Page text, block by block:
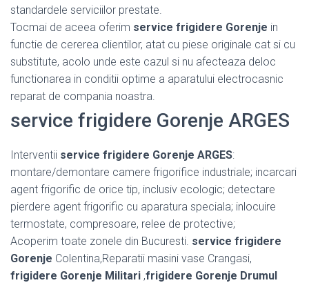
standardele serviciilor prestate.
Tocmai de aceea oferim service frigidere Gorenje in
functie de cererea clientilor, atat cu piese originale cat si cu
substitute, acolo unde este cazul si nu afecteaza deloc
functionarea in conditii optime a aparatului electrocasnic
reparat de compania noastra.
service frigidere Gorenje ARGES
Interventii service frigidere Gorenje ARGES:
montare/demontare camere frigorifice industriale; incarcari
agent frigorific de orice tip, inclusiv ecologic; detectare
pierdere agent frigorific cu aparatura speciala; inlocuire
termostate, compresoare, relee de protective;
Acoperim toate zonele din Bucuresti. service frigidere
Gorenje Colentina,Reparatii masini vase Crangasi,
frigidere Gorenje Militari ,frigidere Gorenje Drumul